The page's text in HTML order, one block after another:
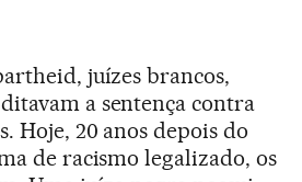
juízes brancos,
a sentença contra
Hoje, 20 anos depois do
de racismo legalizado, os